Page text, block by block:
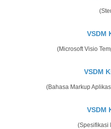
VSDM
(Microsoft Visio
VSDM
(Bahasa Markup
VSDM
(Spesifikasi